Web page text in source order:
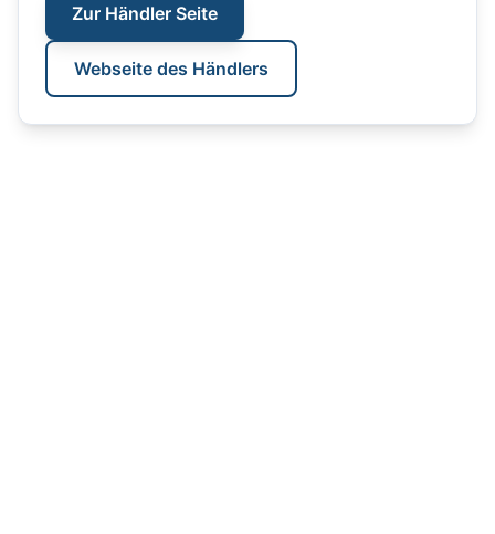
Zur Händler Seite
Webseite des Händlers